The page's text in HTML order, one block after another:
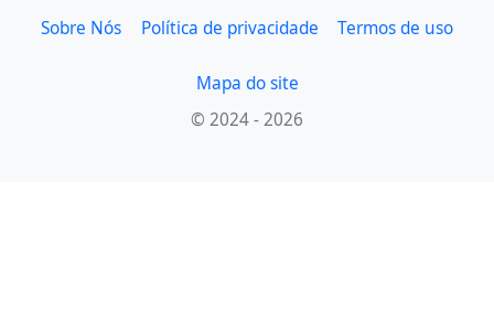
Sobre Nós Política de privacidade Termos de uso
Mapa do site
© 2024 - 2026